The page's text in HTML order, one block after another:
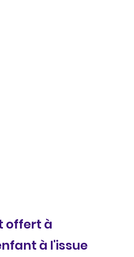
offert à
à l'issue